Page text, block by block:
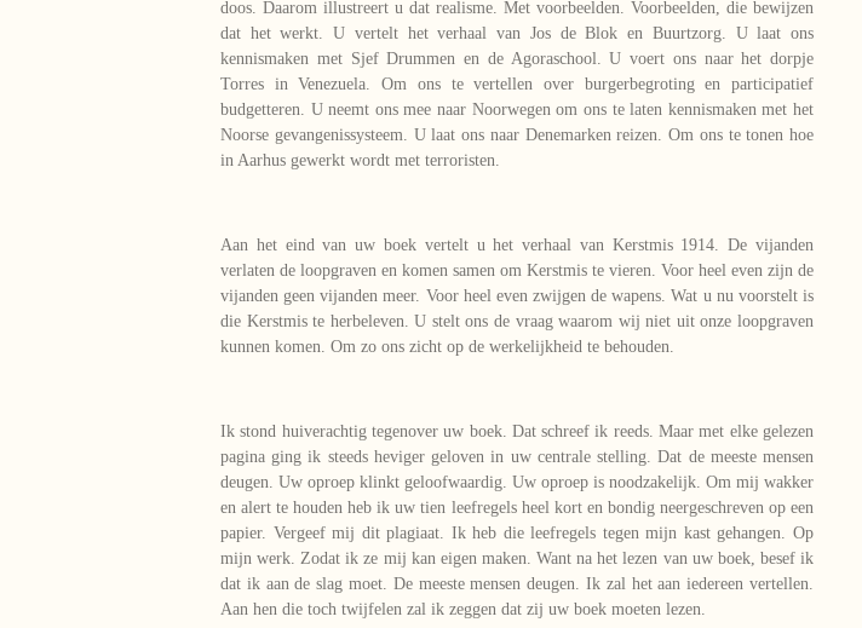
doos. Daarom illustreert u dat realisme. Met voorbeelden. Voorbeelden, die bewijzen
dat het werkt. U vertelt het verhaal van Jos de Blok en Buurtzorg. U laat ons
kennismaken met Sjef Drummen en de Agoraschool. U voert ons naar het dorpje
Torres in Venezuela. Om ons te vertellen over burgerbegroting en participatief
budgetteren. U neemt ons mee naar Noorwegen om ons te laten kennismaken met het
Noorse gevangenissysteem. U laat ons naar Denemarken reizen. Om ons te tonen hoe
in Aarhus gewerkt wordt met terroristen.
Aan het eind van uw boek vertelt u het verhaal van Kerstmis 1914. De vijanden
verlaten de loopgraven en komen samen om Kerstmis te vieren. Voor heel even zijn de
vijanden geen vijanden meer. Voor heel even zwijgen de wapens. Wat u nu voorstelt is
die Kerstmis te herbeleven. U stelt ons de vraag waarom wij niet uit onze loopgraven
kunnen komen. Om zo ons zicht op de werkelijkheid te behouden.
Ik stond huiverachtig tegenover uw boek. Dat schreef ik reeds. Maar met elke gelezen
pagina ging ik steeds heviger geloven in uw centrale stelling. Dat de meeste mensen
deugen. Uw oproep klinkt geloofwaardig. Uw oproep is noodzakelijk. Om mij wakker
en alert te houden heb ik uw tien leefregels heel kort en bondig neergeschreven op een
papier. Vergeef mij dit plagiaat. Ik heb die leefregels tegen mijn kast gehangen. Op
mijn werk. Zodat ik ze mij kan eigen maken. Want na het lezen van uw boek, besef ik
dat ik aan de slag moet. De meeste mensen deugen. Ik zal het aan iedereen vertellen.
Aan hen die toch twijfelen zal ik zeggen dat zij uw boek moeten lezen.